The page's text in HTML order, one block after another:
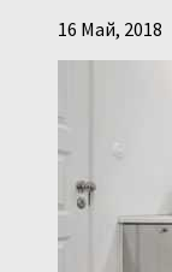
16 Май, 2018